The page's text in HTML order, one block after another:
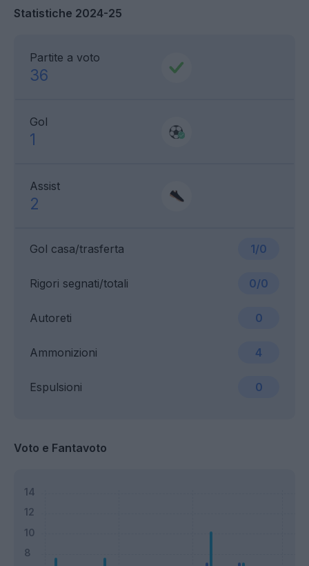
Statistiche 2024-25
Partite a voto
36
Gol
1
Assist
2
Gol casa/trasferta 1/0
Ammonizioni 4
Rigori segnati/totali 0/0
Espulsioni 0
Autoreti 0
Voto e Fantavoto